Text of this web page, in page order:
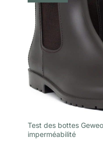
Test des bottes
imperméabilité